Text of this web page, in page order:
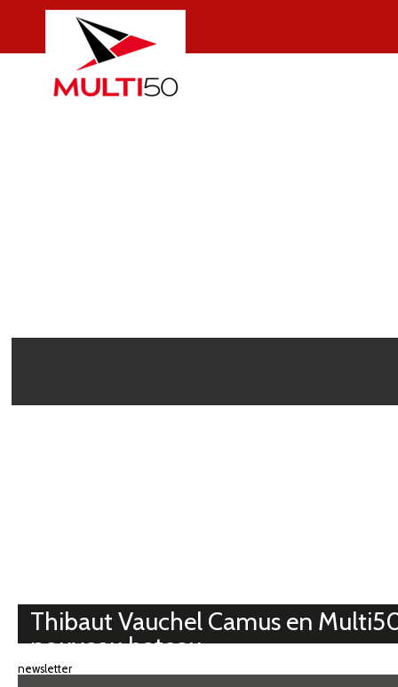
Thibaut Vauchel Camus en
nouveau bateau
newsletter